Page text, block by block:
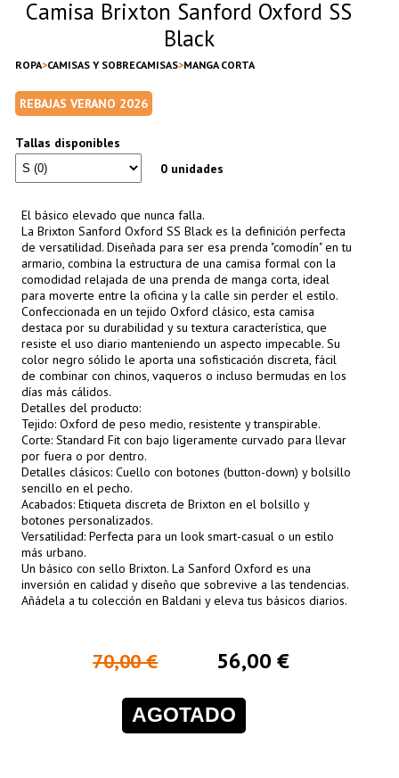
Camisa Brixton Sanford Oxford SS
Black
ROPA CAMISAS Y SOBRECAMISAS MANGA CORTA
REBAJAS VERANO 2026
Tallas disponibles
0 unidades
El básico elevado que nunca falla.
La Brixton Sanford Oxford SS Black es la definición perfecta
de versatilidad. Diseñada para ser esa prenda "comodín" en tu
armario, combina la estructura de una camisa formal con la
comodidad relajada de una prenda de manga corta, ideal
para moverte entre la oficina y la calle sin perder el estilo.
Confeccionada en un tejido Oxford clásico, esta camisa
destaca por su durabilidad y su textura característica, que
resiste el uso diario manteniendo un aspecto impecable. Su
color negro sólido le aporta una sofisticación discreta, fácil
de combinar con chinos, vaqueros o incluso bermudas en los
días más cálidos.
Detalles del producto:
Tejido: Oxford de peso medio, resistente y transpirable.
Corte: Standard Fit con bajo ligeramente curvado para llevar
por fuera o por dentro.
Detalles clásicos: Cuello con botones (button-down) y bolsillo
sencillo en el pecho.
Acabados: Etiqueta discreta de Brixton en el bolsillo y
botones personalizados.
Versatilidad: Perfecta para un look smart-casual o un estilo
más urbano.
Un básico con sello Brixton. La Sanford Oxford es una
inversión en calidad y diseño que sobrevive a las tendencias.
Añádela a tu colección en Baldani y eleva tus básicos diarios.
70,00 € 56,00 €
AGOTADO